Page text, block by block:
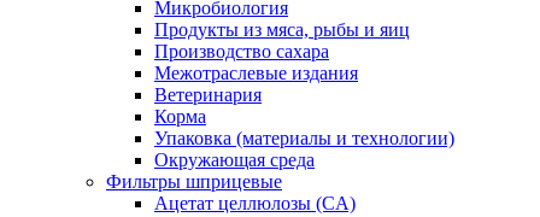
Микробиология
Продукты из мяса, рыбы и яиц
Производство сахара
Межотраслевые издания
Ветеринария
Корма
Упаковка (материалы и технологии)
Окружающая среда
Фильтры шприцевые
Ацетат целлюлозы (CA)